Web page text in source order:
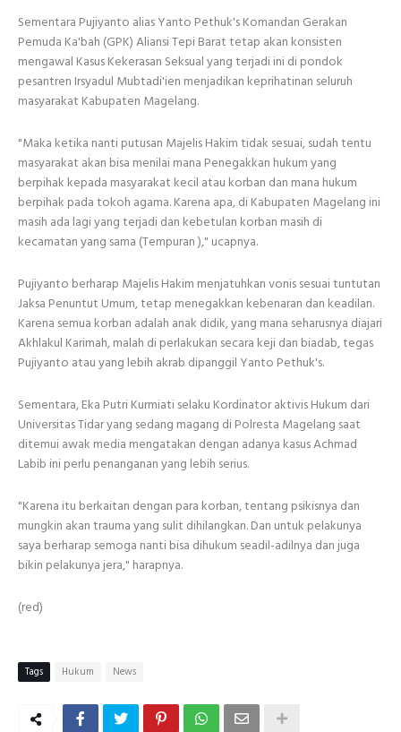
Sementara Pujiyanto alias Yanto Pethuk's Komandan Gerakan
Pemuda Ka'bah (GPK) Aliansi Tepi Barat tetap akan konsisten
mengawal Kasus Kekerasan Seksual yang terjadi ini di pondok
pesantren Irsyadul Mubtadi'ien menjadikan keprihatinan seluruh
masyarakat Kabupaten Magelang.
"Maka ketika nanti putusan Majelis Hakim tidak sesuai, sudah tentu
masyarakat akan bisa menilai mana Penegakkan hukum yang
berpihak kepada masyarakat kecil atau korban dan mana hukum
berpihak pada tokoh agama. Karena apa, di Kabupaten Magelang ini
masih ada lagi yang terjadi dan kebetulan korban masih di
kecamatan yang sama (Tempuran )," ucapnya.
Pujiyanto berharap Majelis Hakim menjatuhkan vonis sesuai tuntutan
Jaksa Penuntut Umum, tetap menegakkan kebenaran dan keadilan.
Karena semua korban adalah anak didik, yang mana seharusnya diajari
Akhlakul Karimah, malah di perlakukan secara keji dan biadab, tegas
Pujiyanto atau yang lebih akrab dipanggil Yanto Pethuk's.
Sementara, Eka Putri Kurmiati selaku Kordinator aktivis Hukum dari
Universitas Tidar yang sedang magang di Polresta Magelang saat
ditemui awak media mengatakan dengan adanya kasus Achmad
Labib ini perlu penanganan yang lebih serius.
"Karena itu berkaitan dengan para korban, tentang psikisnya dan
mungkin akan trauma yang sulit dihilangkan. Dan untuk pelakunya
saya berharap semoga nanti bisa dihukum seadil-adilnya dan juga
bikin pelakunya jera," harapnya.
(red)
Tags Hukum News